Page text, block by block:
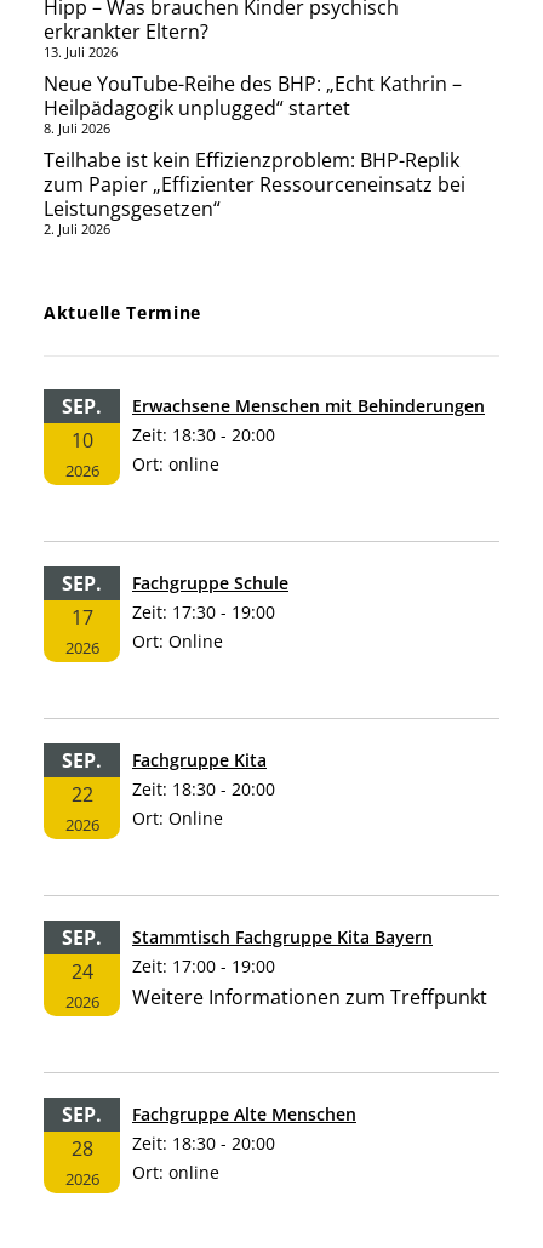
Hipp – Was brauchen Kinder psychisch
erkrankter Eltern?
13. Juli 2026
Neue YouTube-Reihe des BHP: „Echt Kathrin –
Heilpädagogik unplugged“ startet
8. Juli 2026
Teilhabe ist kein Effizienzproblem: BHP-Replik
zum Papier „Effizienter Ressourceneinsatz bei
Leistungsgesetzen“
2. Juli 2026
Aktuelle Termine
SEP.
10
2026
Erwachsene Menschen mit Behinderungen
Zeit: 18:30 - 20:00
Ort: online
SEP.
17
2026
Fachgruppe Schule
Zeit: 17:30 - 19:00
Ort: Online
SEP.
22
2026
Fachgruppe Kita
Zeit: 18:30 - 20:00
Ort: Online
SEP.
24
2026
Stammtisch Fachgruppe Kita Bayern
Zeit: 17:00 - 19:00
Weitere Informationen zum Treffpunkt
SEP.
28
2026
Fachgruppe Alte Menschen
Zeit: 18:30 - 20:00
Ort: online